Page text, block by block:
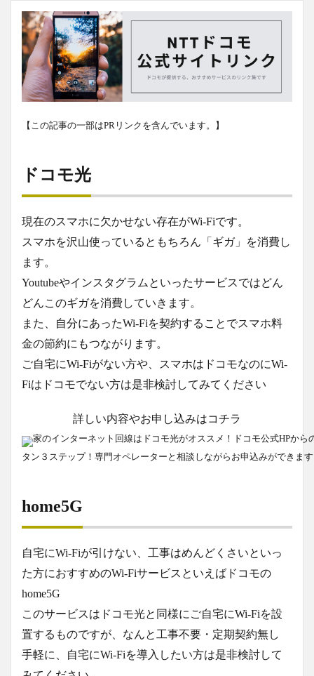
【この記事の一部はPRリンクを含んでいます。】
ドコモ光
現在のスマホに欠かせない存在がWi-Fiです。
スマホを沢山使っているともちろん「ギガ」を消費し
ます。
Youtubeやインスタグラムといったサービスではどん
どんこのギガを消費していきます。
また、自分にあったWi-Fiを契約することでスマホ料
金の節約にもつながります。
ご自宅にWi-Fiがない方や、スマホはドコモなのにWi-
Fiはドコモでない方は是非検討してみてください
詳しい内容やお申し込みはコチラ
家のインターネット回線はドコモ光がオススメ！ドコモ公式HPか
タン３ステップ！専門オペレーターと相談しながらお申込みができます
home5G
自宅にWi-Fiが引けない、工事はめんどくさいといっ
た方におすすめのWi-Fiサービスといえばドコモの
home5G
このサービスはドコモ光と同様にご自宅にWi-Fiを設
置するものですが、なんと工事不要・定期契約無し
手軽に、自宅にWi-Fiを導入したい方は是非検討して